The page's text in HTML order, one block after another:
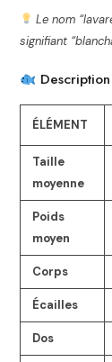
Le nom
signifiant
ÉLÉMENT
Taille
moyenne
Poids
moyen
Corps
Écailles
Dos